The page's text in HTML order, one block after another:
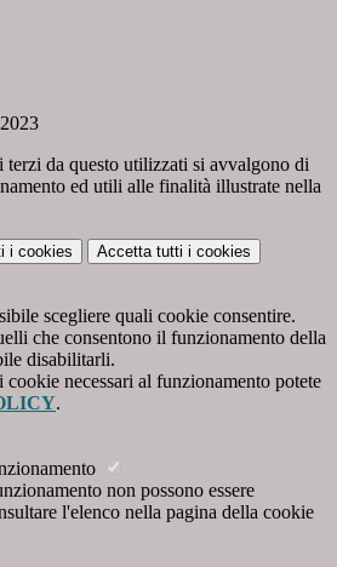
terzi da questo utilizzati si avvalgono di
ed utili alle finalità illustrate nella
i cookies Accetta tutti i cookies
scegliere quali cookie consentire.
che consentono il funzionamento della
disabilitarli.
cookie necessari al funzionamento potete
.
non possono essere
l'elenco nella pagina della cookie